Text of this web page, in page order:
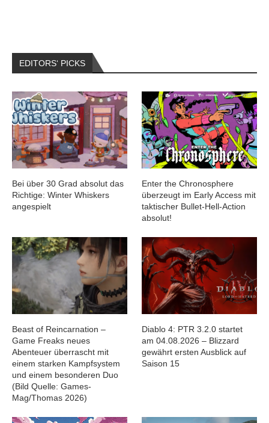
EDITORS‘ PICKS
Bei über 30 Grad absolut das
Richtige: Winter Whiskers
angespielt
Enter the Chronosphere
überzeugt im Early Access mit
taktischer Bullet-Hell-Action
absolut!
Beast of Reincarnation –
Game Freaks neues
Abenteuer überrascht mit
einem starken Kampfsystem
und einem besonderen Duo
(Bild Quelle: Games-
Mag/Thomas 2026)
Diablo 4: PTR 3.2.0 startet
am 04.08.2026 – Blizzard
gewährt ersten Ausblick auf
Saison 15